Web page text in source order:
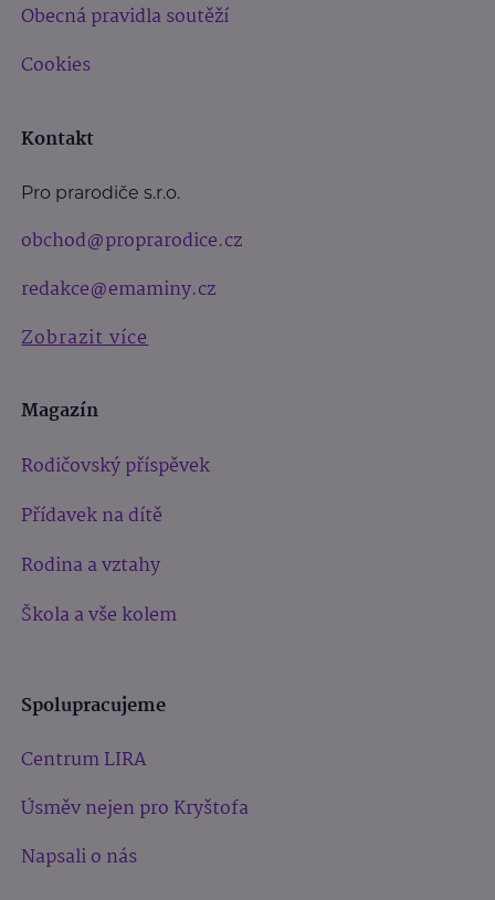
Obecná pravidla soutěží
Cookies
Kontakt
Pro prarodiče s.r.o.
obchod@proprarodice.cz
redakce@emaminy.cz
Zobrazit více
Magazín
Rodičovský příspěvek
Přídavek na dítě
Rodina a vztahy
Škola a vše kolem
Spolupracujeme
Centrum LIRA
Úsměv nejen pro Kryštofa
Napsali o nás